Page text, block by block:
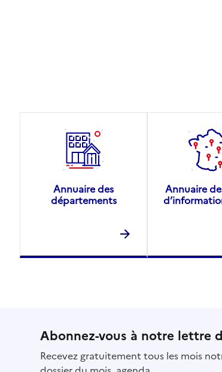
Annuaire des
départements
Annuaire
Abonnez-vous à notre lettre
Recevez gratuitement tous les mois